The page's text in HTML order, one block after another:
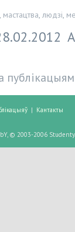
, мастацтва, людзі,
| Кантакты
© 2003-2006